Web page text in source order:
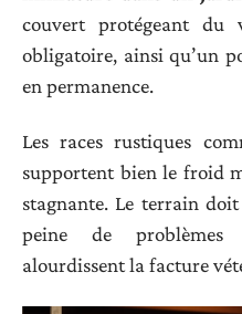
couvert protégeant
obligatoire, ainsi qu’un
en permanence.
Les races rustiques
supportent bien le froid
stagnante. Le terrain
peine de problèmes
alourdissent la facture